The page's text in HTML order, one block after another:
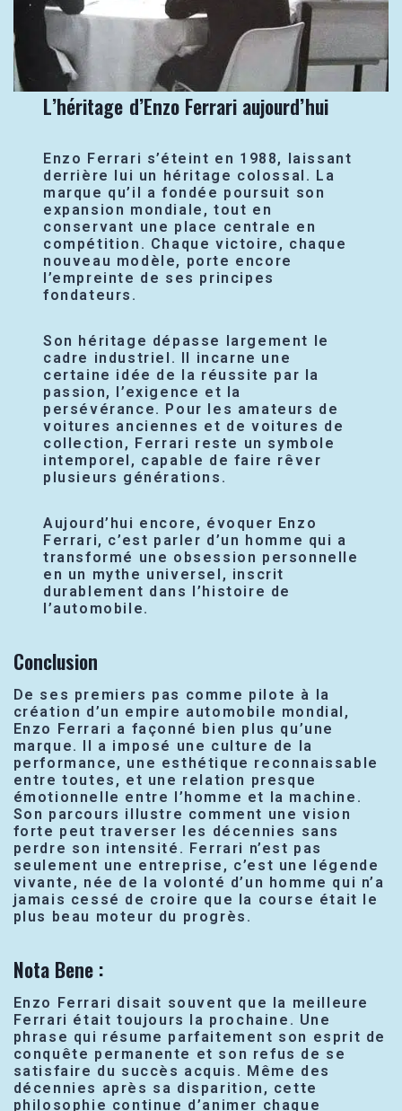
L’héritage d’Enzo Ferrari aujourd’hui
Enzo Ferrari s’éteint en 1988, laissant
derrière lui un héritage colossal. La
marque qu’il a fondée poursuit son
expansion mondiale, tout en
conservant une place centrale en
compétition. Chaque victoire, chaque
nouveau modèle, porte encore
l’empreinte de ses principes
fondateurs.
Son héritage dépasse largement le
cadre industriel. Il incarne une
certaine idée de la réussite par la
passion, l’exigence et la
persévérance. Pour les amateurs de
voitures anciennes et de voitures de
collection, Ferrari reste un symbole
intemporel, capable de faire rêver
plusieurs générations.
Aujourd’hui encore, évoquer Enzo
Ferrari, c’est parler d’un homme qui a
transformé une obsession personnelle
en un mythe universel, inscrit
durablement dans l’histoire de
l’automobile.
Conclusion
De ses premiers pas comme pilote à la
création d’un empire automobile mondial,
Enzo Ferrari a façonné bien plus qu’une
marque. Il a imposé une culture de la
performance, une esthétique reconnaissable
entre toutes, et une relation presque
émotionnelle entre l’homme et la machine.
Son parcours illustre comment une vision
forte peut traverser les décennies sans
perdre son intensité. Ferrari n’est pas
seulement une entreprise, c’est une légende
vivante, née de la volonté d’un homme qui n’a
jamais cessé de croire que la course était le
plus beau moteur du progrès.
Nota Bene :
Enzo Ferrari disait souvent que la meilleure
Ferrari était toujours la prochaine. Une
phrase qui résume parfaitement son esprit de
conquête permanente et son refus de se
satisfaire du succès acquis. Même des
décennies après sa disparition, cette
philosophie continue d’animer chaque